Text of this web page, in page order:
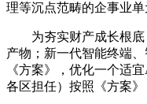
理等沉点范畴的企事业单
为夯实财产成长根底
产物；新一代智能终端
《方案》，优化一个适
各区担任）按照《方案》